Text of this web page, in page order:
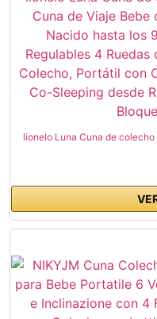
lionelo Luna Cuna de